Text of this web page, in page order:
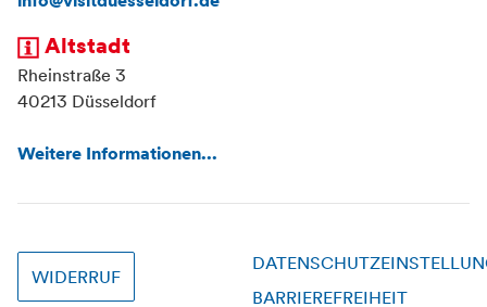
Altstadt
Rheinstraße 3
40213 Düsseldorf
Weitere Informationen...
WIDERRUF
BARRIEREFREIHEIT